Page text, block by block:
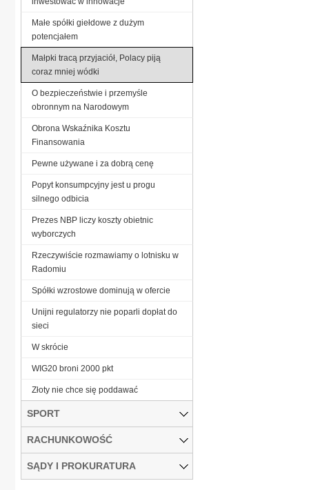
Małe spółki giełdowe z dużym
potencjałem
Małpki tracą przyjaciół, Polacy piją
coraz mniej wódki
O bezpieczeństwie i przemyśle
obronnym na Narodowym
Obrona Wskaźnika Kosztu
Finansowania
Pewne używane i za dobrą cenę
Popyt konsumpcyjny jest u progu
silnego odbicia
Prezes NBP liczy koszty obietnic
wyborczych
Rzeczywiście rozmawiamy o lotnisku w
Radomiu
Spółki wzrostowe dominują w ofercie
Unijni regulatorzy nie poparli dopłat do
sieci
W skrócie
WIG20 broni 2000 pkt
Złoty nie chce się poddawać
SPORT
RACHUNKOWOŚĆ
SĄDY I PROKURATURA